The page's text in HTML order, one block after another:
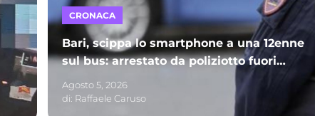
CRONACA
Bari, scippa lo smartphone a una 12enne
sul bus: arrestato da poliziotto fuori
servizio e processato per direttissima
Agosto 5, 2026
di: Raffaele Caruso